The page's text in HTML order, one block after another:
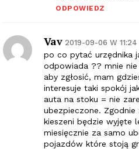
ODPOWIEDZ
Vav 2019-09-06 W 11:24
po co pytać urzędnika
odpowiada ?? mnie
aby zgłosić, mam
interesuje taki spokój
auta na stoku = nie
ubezpieczone.
kieszeni będzie wyjęte
miesięcznie za samo
pojazdów które stoją